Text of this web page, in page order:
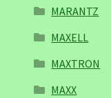
MARANTZ
MAXELL
MAXTRON
MAXX